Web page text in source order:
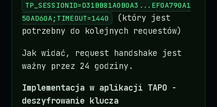
TP_SESSIONID=D31BB81A0B0A3...EF0A790A1
50AD60A;TIMEOUT=1440
(który jest
potrzebny do kolejnych requestów)
Jak widać, request handshake jest
ważny przez 24 godziny.
Implementacja w aplikacji TAPO -
deszyfrowanie klucza